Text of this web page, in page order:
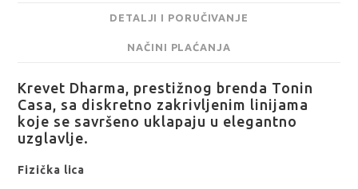
DETALJI I PORUČIVANJE
NAČINI PLAĆANJA
Krevet Dharma, prestižnog brenda Tonin
Casa, sa diskretno zakrivljenim linijama
koje se savršeno uklapaju u elegantno
uzglavlje.
Fizička lica